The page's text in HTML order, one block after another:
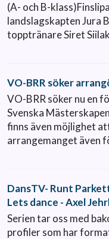
(A- och B-
landslagskapten Jura
topptränare Siret
VO-BRR söker
VO-BRR söker nu en
Svenska
finns även möjlighet
arrangemanget även
DansTV- Runt
Lets dance - Axel
Serien tar oss med
profiler som har